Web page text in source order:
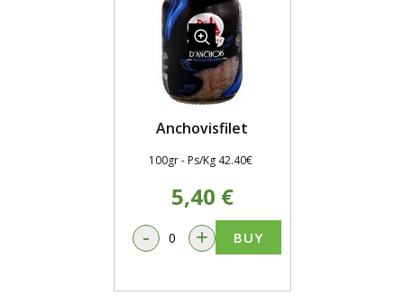
Anchovisfilet
100gr - Ps/Kg 42.40€
5,40 €
- + BUY